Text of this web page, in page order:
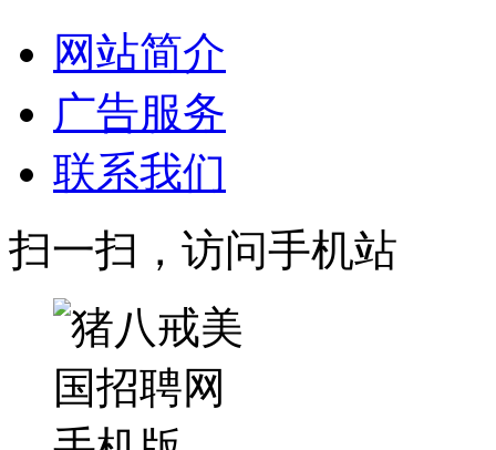
网站简介
广告服务
联系我们
扫一扫，访问手机站